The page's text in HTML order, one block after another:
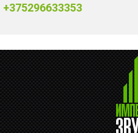
+375296633353